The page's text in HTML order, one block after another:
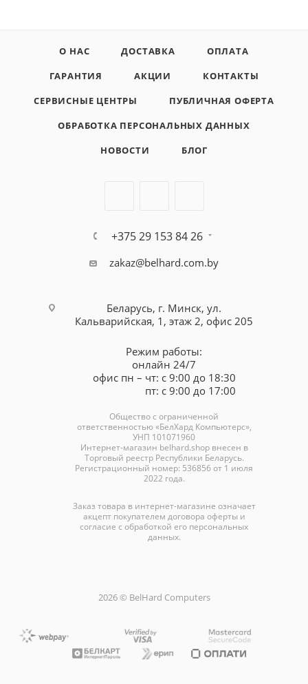
О НАС ДОСТАВКА
ОПЛАТА
ГАРАНТИЯ
АКЦИИ
КОНТАКТЫ
СЕРВИСНЫЕ ЦЕНТРЫ
ПУБЛИЧНАЯ ОФЕРТА
ОБРАБОТКА ПЕРСОНАЛЬНЫХ ДАННЫХ
НОВОСТИ
БЛОГ
+375 29 153 84 26
zakaz@belhard.com.by
Беларусь, г. Минск, ул.
Кальварийская, 1, этаж 2, офис 205
Режим работы:
онлайн 24/7
офис пн – чт: с 9:00 до 18:30
пт: с 9:00 до 17:00
Общество с ограниченной
ответственностью «БелХард Компьютерс»,
УНП 101071960
Интернет-магазин belhard.shopвнесен в
Торговый реестр Республики Беларусь.
Регистрационный номер: 536856 от 1 июля
2022 года.
Заказ товара в интернет-магазине означает
акцепт покупателем договора оферты и
согласие с обработкой его персональных
данных.
2026 © BelHard Computers